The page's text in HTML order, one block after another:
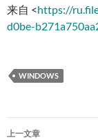
来自 <https://
d0be-
WINDOWS
文
上一文章